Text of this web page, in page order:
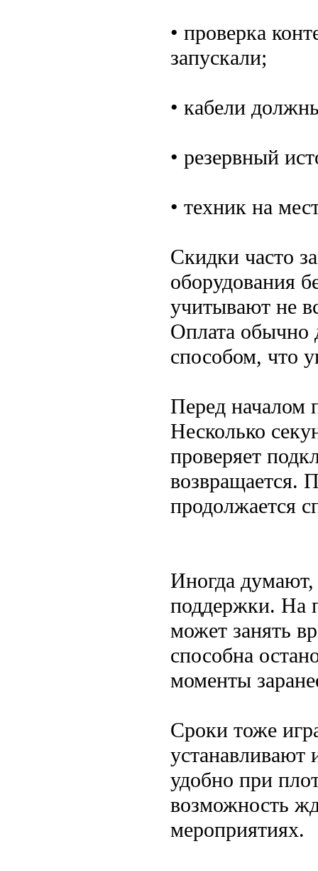
• проверка
запускали;
• кабели
• резервный
• техник на
Скидки часто
оборудования
учитывают не
Оплата обычно
способом, что
Перед началом
Несколько
проверяет
возвращается.
продолжается
Иногда думают,
поддержки. На
может занять
способна
моменты
Сроки тоже
устанавливают
удобно при
возможность
мероприятиях.